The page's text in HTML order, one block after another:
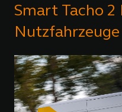
Smart Tacho